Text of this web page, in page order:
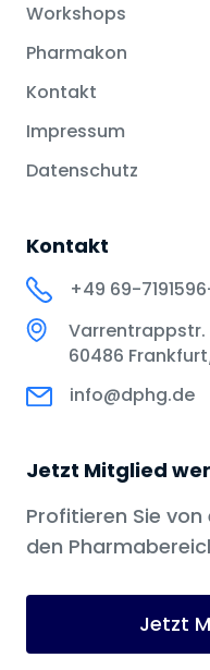
Workshops
Pharmakon
Kontakt
Impressum
Datenschutz
Kontakt
+49 69-
60486
info@dphg.de
Jetzt Mitglied
Profitieren Sie von
den
Jetzt